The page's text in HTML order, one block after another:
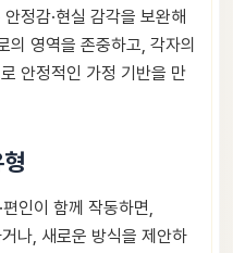
정감·현실 감각을 보완해
영역을 존중하고, 각자의
안정적인 가정 기반을 만
인이 함께 작동하면,
나, 새로운 방식을 제안하